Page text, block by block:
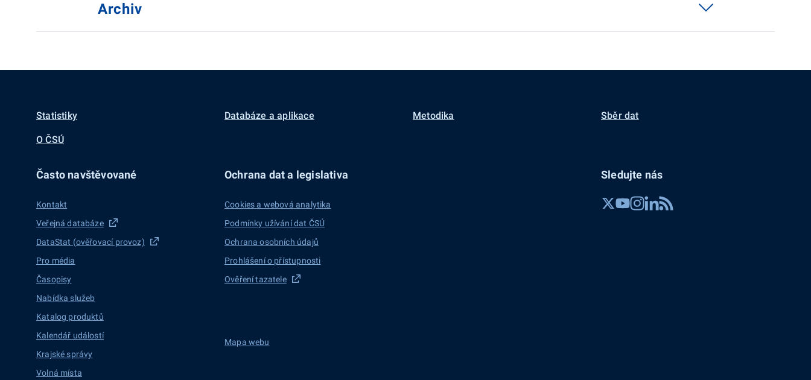
Archiv
Statistiky Databáze a aplikace Metodika Sběr dat
O ČSÚ
Často navštěvované
Kontakt
Veřejná databáze
DataStat (ověřovací provoz)
Pro média
Časopisy
Nabídka služeb
Katalog produktů
Kalendář událostí
Krajské správy
Volná místa
Ochrana dat a legislativa
Cookies a webová analytika
Podmínky užívání dat ČSÚ
Ochrana osobních údajů
Prohlášení o přístupnosti
Ověření tazatele
Mapa webu
Sledujte nás